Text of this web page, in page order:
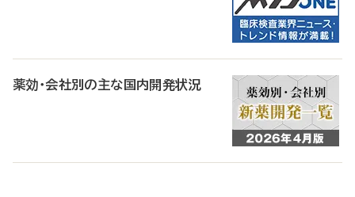
薬効・会社別の主な国内開発状況